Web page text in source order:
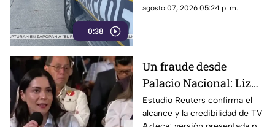
0:38
cuerpo de un hombre con
agosto 07, 2026 05:24 p. m.
Un fraude desde
Palacio Nacional: Liz
Vilchis intentó
desvirtuar estudio de
Estudio Reuters confirma el
alcance y la credibilidad de TV